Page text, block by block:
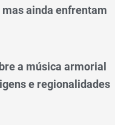
ainda enfrentam
a música armorial
e regionalidades